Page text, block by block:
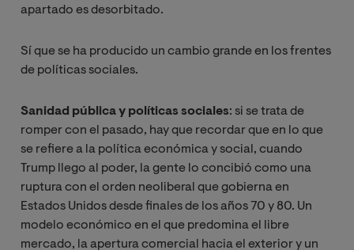
apartado es desorbitado.
Sí que se ha producido un cambio grande en los frentes
de políticas sociales.
Sanidad pública y políticas sociales: si se trata de
romper con el pasado, hay que recordar que en lo que
se refiere a la política económica y social, cuando
Trump llego al poder, la gente lo concibió como una
ruptura con el orden neoliberal que gobierna en
Estados Unidos desde finales de los años 70 y 80. Un
modelo económico en el que predomina el libre
mercado, la apertura comercial hacia el exterior y un